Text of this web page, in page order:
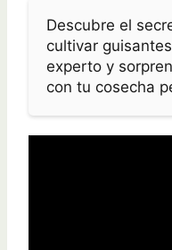
Descubre el
cultivar
experto y
con tu cosecha